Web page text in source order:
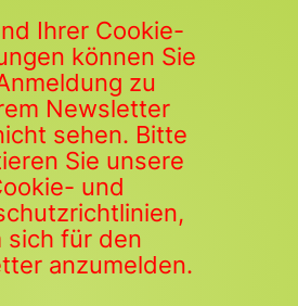
Ihrer Cookie-
können Sie
zu
Newsletter
sehen. Bitte
Sie unsere
und
sich für den
anzumelden.